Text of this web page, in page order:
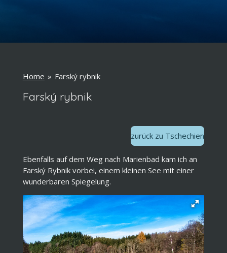
Home » Farský rybnik
Farský rybnik
zurück zu Tschechien
Ebenfalls auf dem Weg nach Marienbad kam ich an
Farský Rybnik vorbei, einem kleinen See mit einer
wunderbaren Spiegelung.